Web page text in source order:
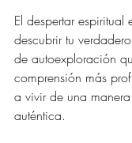
El despertar
descubrir tu
de autoexploración
comprensión más
a vivir de una
auténtica.